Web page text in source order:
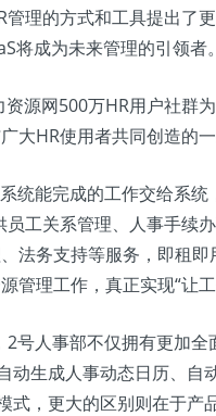
管理的方式和工具提出了
将成为未来管理的引领者。
源网500万HR用户社群
大HR使用者共同创造的
统能完成的工作交给系统
工关系管理、人事手续
法务支持等服务，即租
管理工作，真正实现“让
号人事部不仅拥有更加
动生成人事动态日历、自
式，更大的区别则在于产